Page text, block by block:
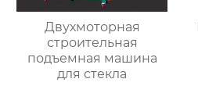
Двухмоторная
строительная
подъемная машина
для стекла